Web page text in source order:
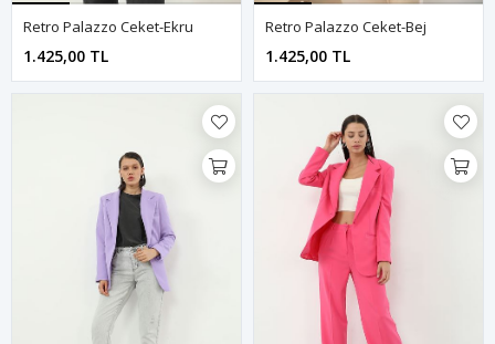
Retro Palazzo Ceket-Ekru
1.425,00 TL
Retro Palazzo Ceket-Bej
1.425,00 TL